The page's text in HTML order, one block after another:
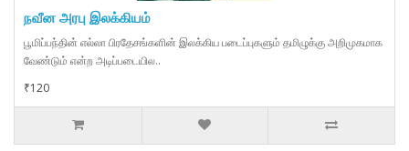
நவீன அரபு இலக்கியம்
பூமிப்பந்தின் எல்லா பிரதேசங்களின் இலக்கிய படைப்புகளும் தமிழுக்கு அறிமுகமாக
வேண்டும் என்ற அடிப்படையில..
₹120